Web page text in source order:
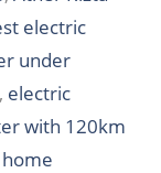
electric
under
, electric
with 120km
home